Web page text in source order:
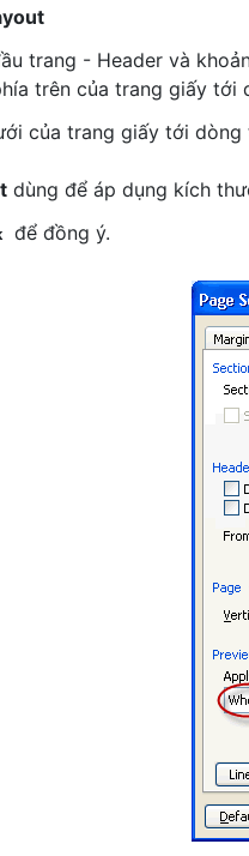
trang - Header và
trên của trang giấy tới
của trang giấy tới
dùng để áp dụng kích
để đồng ý.